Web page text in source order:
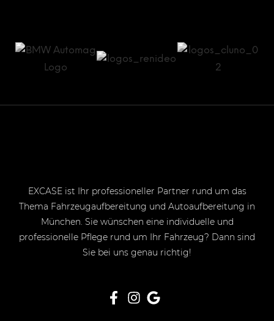
EXCASE ist Ihr professioneller Partner rund um das
Thema Fahrzeugaufbereitung und Autoaufbereitung in
München. Sie wünschen eine individuelle und
professionelle Pflege rund um Ihr Fahrzeug? Dann sind
Sie bei uns genau richtig!